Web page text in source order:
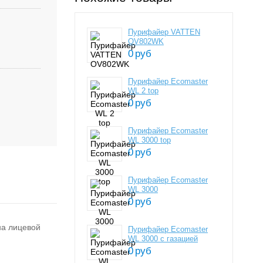
лицевой
Пурифайер VATTEN
OV802WK
0 руб
Пурифайер Ecomaster
WL 2 top
0 руб
Пурифайер Ecomaster
WL 3000 top
0 руб
Пурифайер Ecomaster
WL 3000
0 руб
Пурифайер Ecomaster
WL 3000 c газацией
0 руб